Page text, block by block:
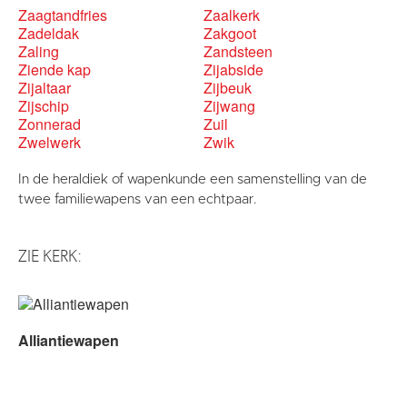
Zaagtandfries
Zaalkerk
Zadeldak
Zakgoot
Zaling
Zandsteen
Ziende kap
Zijabside
Zijaltaar
Zijbeuk
Zijschip
Zijwang
Zonnerad
Zuil
Zwelwerk
Zwik
In de heraldiek of wapenkunde een samenstelling van de
twee familiewapens van een echtpaar.
ZIE KERK:
Alliantiewapen